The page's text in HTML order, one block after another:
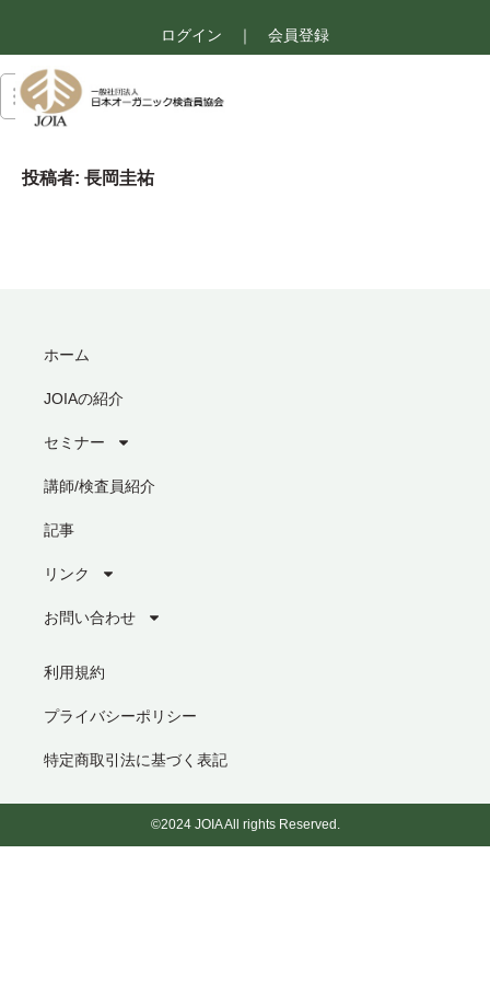
ログイン ｜ 会員登録
投稿者: 長岡圭祐
ホーム
JOIAの紹介
セミナー
講師/検査員紹介
記事
リンク
お問い合わせ
利用規約
プライバシーポリシー
特定商取引法に基づく表記
©2024 JOIA All rights Reserved.